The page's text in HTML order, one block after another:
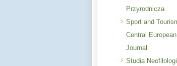
Przyrodnicza
Sport and
Central European
Journal
Studia